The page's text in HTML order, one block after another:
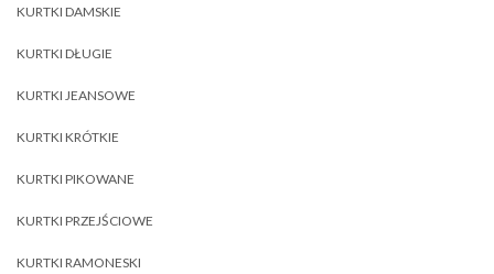
KURTKI DAMSKIE
KURTKI DŁUGIE
KURTKI JEANSOWE
KURTKI KRÓTKIE
KURTKI PIKOWANE
KURTKI PRZEJŚCIOWE
KURTKI RAMONESKI